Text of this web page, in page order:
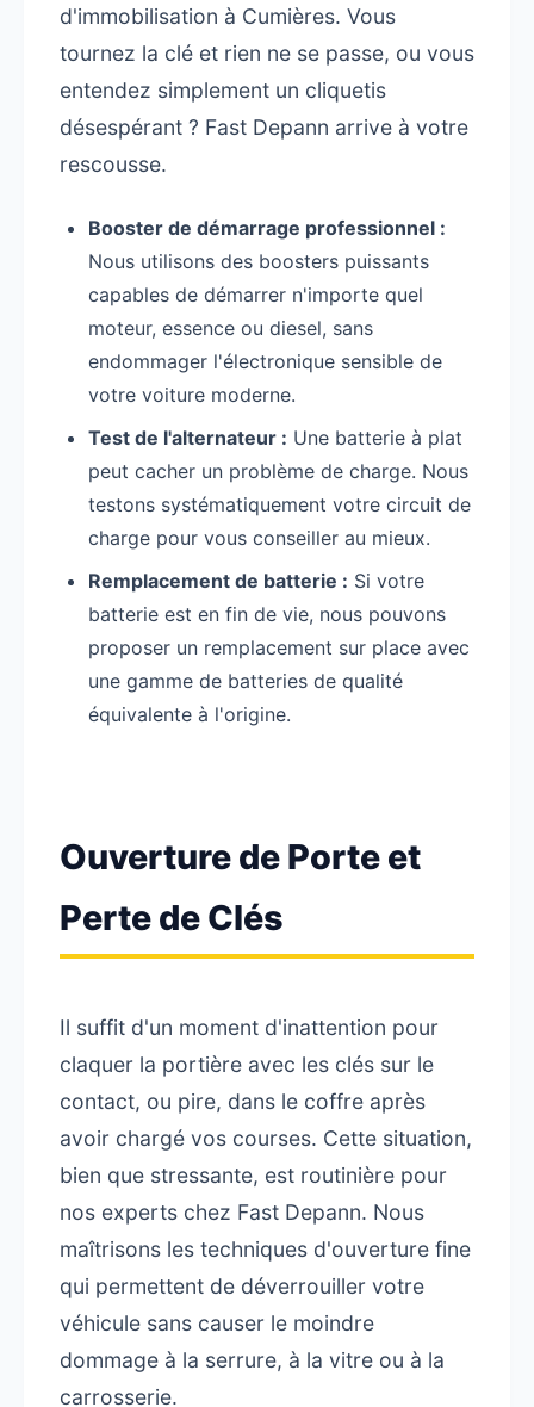
d'immobilisation à Cumières. Vous
tournez la clé et rien ne se passe, ou vous
entendez simplement un cliquetis
désespérant ? Fast Depann arrive à votre
rescousse.
Booster de démarrage professionnel :
Nous utilisons des boosters puissants
capables de démarrer n'importe quel
moteur, essence ou diesel, sans
endommager l'électronique sensible de
votre voiture moderne.
Test de l'alternateur : Une batterie à plat
peut cacher un problème de charge. Nous
testons systématiquement votre circuit de
charge pour vous conseiller au mieux.
Remplacement de batterie : Si votre
batterie est en fin de vie, nous pouvons
proposer un remplacement sur place avec
une gamme de batteries de qualité
équivalente à l'origine.
Ouverture de Porte et
Perte de Clés
Il suffit d'un moment d'inattention pour
claquer la portière avec les clés sur le
contact, ou pire, dans le coffre après
avoir chargé vos courses. Cette situation,
bien que stressante, est routinière pour
nos experts chez Fast Depann. Nous
maîtrisons les techniques d'ouverture fine
qui permettent de déverrouiller votre
véhicule sans causer le moindre
dommage à la serrure, à la vitre ou à la
carrosserie.